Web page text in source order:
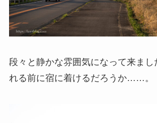
段々と静かな雰囲気になって来まし
れる前に宿に着けるだろうか……。